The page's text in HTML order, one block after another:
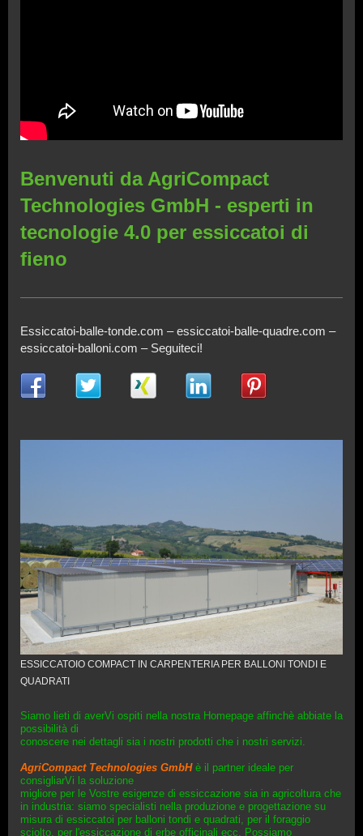
Benvenuti da AgriCompact
Technologies GmbH - esperti in
tecnologie 4.0 per essiccatoi di
fieno
Essiccatoi-balle-tonde.com – essiccatoi-balle-quadre.com –
essiccatoi-balloni.com – Seguiteci!
ESSICCATOIO COMPACT IN CARPENTERIA PER BALLONI TONDI E
QUADRATI
Siamo lieti di averVi ospiti nella nostra Homepage affinchè abbiate la
possibilità di
conoscere nei dettagli sia i nostri prodotti che i nostri servizi.
AgriCompact Technologies GmbH è il partner ideale per
consigliarVi la soluzione
migliore per le Vostre esigenze di essiccazione sia in agricoltura che
in industria: siamo specialisti nella produzione e progettazione su
misura di essiccatoi per balloni tondi e quadrati, per il foraggio
sciolto, per l'essiccazione di erbe officinali ecc. Possiamo